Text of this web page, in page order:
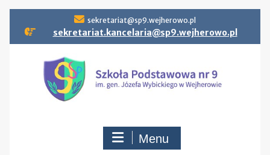
to
sekretariat@sp9.wejherowo.pl
sekretariat.kancelaria@sp9.wejherowo.pl
Menu